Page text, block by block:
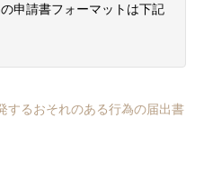
申請書フォーマットは下記
するおそれのある行為の届出書